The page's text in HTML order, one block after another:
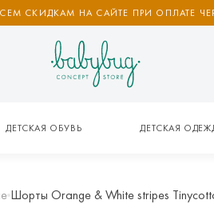
СКИДКАМ НА САЙТЕ ПРИ ОПЛАТЕ
ДЕТСКАЯ ОБУВЬ ДЕТСКАЯ
Шорты Orange & White stripes